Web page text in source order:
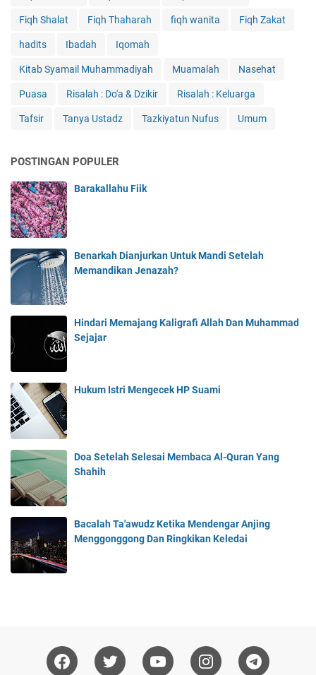
Fiqh Shalat Fiqh Thaharah fiqh wanita Fiqh Zakat
hadits Ibadah Iqomah
Kitab Syamail Muhammadiyah Muamalah Nasehat
Puasa Risalah : Do'a & Dzikir Risalah : Keluarga
Tafsir Tanya Ustadz Tazkiyatun Nufus Umum
POSTINGAN POPULER
Barakallahu Fiik
Benarkah Dianjurkan Untuk Mandi Setelah
Memandikan Jenazah?
Hindari Memajang Kaligrafi Allah Dan Muhammad
Sejajar
Hukum Istri Mengecek HP Suami
Doa Setelah Selesai Membaca Al-Quran Yang
Shahih
Bacalah Ta'awudz Ketika Mendengar Anjing
Menggonggong Dan Ringkikan Keledai